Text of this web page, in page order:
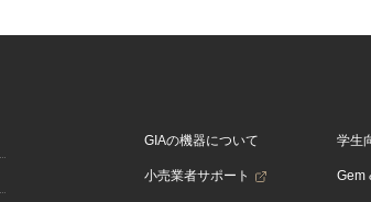
GIAの機器について
小売業者サポート
学生
Gem